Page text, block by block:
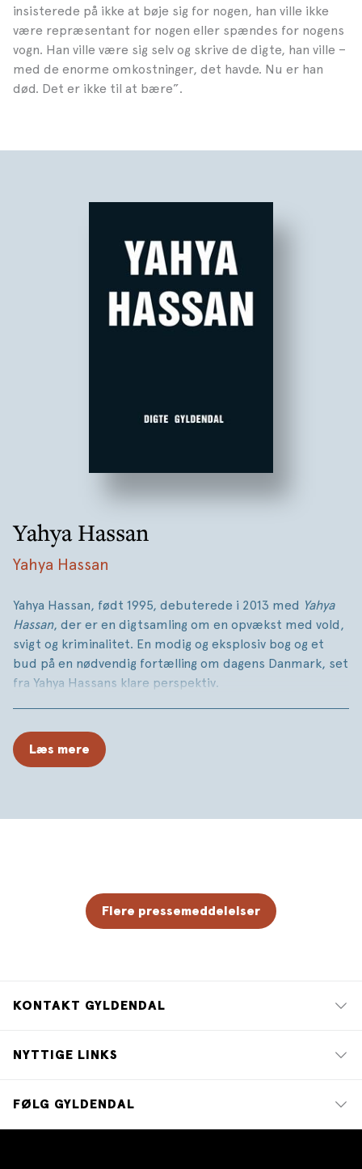
insisterede på ikke at bøje sig for nogen, han ville ikke
være repræsentant for nogen eller spændes for nogens
vogn. Han ville være sig selv og skrive de digte, han ville –
med de enorme omkostninger, det havde. Nu er han
død. Det er ikke til at bære”.
Yahya Hassan
Yahya Hassan
Yahya Hassan, født 1995, debuterede i 2013 med Yahya
Hassan, der er en digtsamling om en opvækst med vold,
svigt og kriminalitet. En modig og eksplosiv bog og et
bud på en nødvendig fortælling om dagens Danmark, set
fra Yahya Hassans klare perspektiv.
Læs mere
Flere pressemeddelelser
KONTAKT GYLDENDAL
NYTTIGE LINKS
FØLG GYLDENDAL